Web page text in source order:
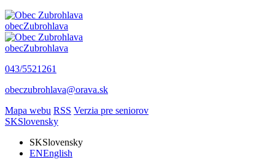
obecZubrohlava
obecZubrohlava
043/5521261
obeczubrohlava@orava.sk
Mapa webu RSS Verzia pre seniorov
SKSlovensky
SKSlovensky
ENEnglish